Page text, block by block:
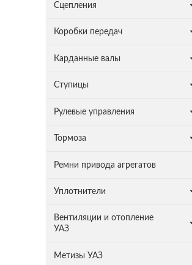
Сцепления
Коробки передач
Карданные валы
Ступицы
Рулевые управления
Тормоза
Ремни привода агрегатов
Уплотнители
Вентиляции и отопление
УАЗ
Метизы УАЗ